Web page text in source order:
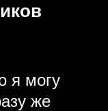
я могу
же